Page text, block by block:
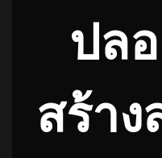
ปล
สร้าง